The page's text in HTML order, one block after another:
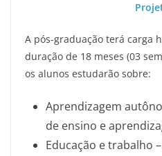
A pós-graduação terá carga
duração de 18 meses (03
os alunos estudarão sobre:
Aprendizagem
de ensino e
Educação e trabalho